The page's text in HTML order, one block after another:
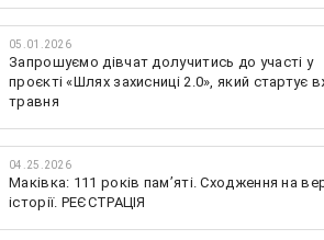
05.01.2026
Запрошуємо дівчат долучитись до участі у
проєкті «Шлях захисниці 2.0», який стартує
травня
04.25.2026
Маківка: 111 років пам’яті. Сходження на
історії. РЕЄСТРАЦІЯ